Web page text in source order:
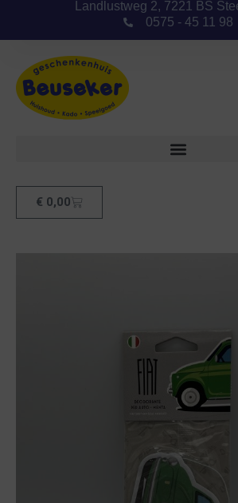
Landlustweg 2, 7221 BS
0575 - 45 11 98
€ 0,00